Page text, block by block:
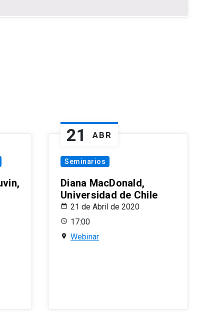
21 ABR
Seminarios
Diana MacDonald,
Universidad de Chile
21 de Abril de 2020
17:00
Webinar